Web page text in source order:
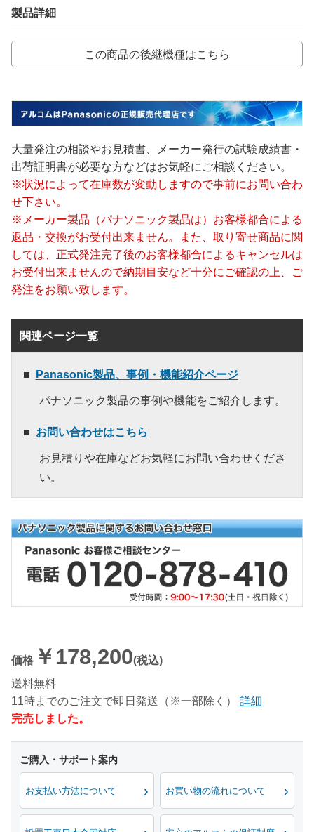
製品詳細
この商品の後継機種はこちら
大量発注の相談やお見積書、メーカー発行の試験成績書・
出荷証明書が必要な方などはお気軽にご相談ください。
※状況によって在庫数が変動しますので事前にお問い合わ
せ下さい。
※メーカー製品（パナソニック製品は）お客様都合による
返品・交換がお受付出来ません。また、取り寄せ商品に関
しては、正式発注完了後のお客様都合によるキャンセルは
お受付出来ませんので納期目安など十分にご確認の上、ご
発注をお願い致します。
関連ページ一覧
Panasonic製品、事例・機能紹介ページ
パナソニック製品の事例や機能をご紹介します。
お問い合わせはこちら
お見積りや在庫などお気軽にお問い合わせくださ
い。
価格 ￥178,200(税込)
送料無料
11時までのご注文で即日発送（※一部除く）
詳細
完売しました。
お支払い方法について お買い物の流れについて